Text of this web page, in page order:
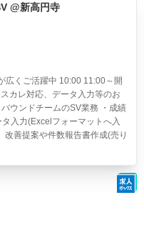
@新高円寺
広くご活躍中 10:00 11:00～開
カレ対応、データ入力等のお
ウンドチームのSV業務 ・成績
入力(Excelフォーマットへ入
改善提案や件数報告書作成(売り